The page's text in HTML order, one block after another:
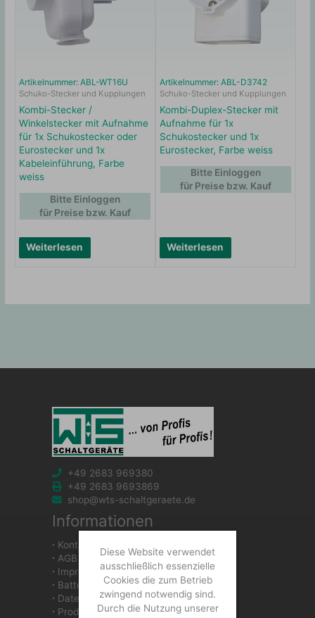
Artikelnummer: ABL-WT16U
Schuko-Stecker und Kupplungen
Kombi-Stecker /
Winkelstecker mit Aufnahme
für 1x Schukostecker oder
Eurostecker und 1x
Kabeleinführung, Farbe
weiss
Weiterlesen
Bitte Einloggen
für Preise bzw. Kauf
Artikelnummer: ABL-D3742
Schuko-Stecker und Kupplungen
Kombi-Duplex-Stecker mit
Aufnahme für 1x
Schukostecker und 1x
Eurostecker, Farbe weiss
Weiterlesen
Bitte Einloggen
für Preise bzw. Kauf
+49 2683 969380
+49 2683 9693869
shop@wts-schaltgeraete.de
Informationen
∙ Kontakt
∙ AGB
∙ Impressum
∙ Batteriegesetzhinweise
∙ Datenschutzerklärung
∙ Produkte
Diese Website verwendet
ausschließlich essenzielle
Cookies die zum Betrieb
zwingend notwendig sind.
Durch die Nutzung unserer